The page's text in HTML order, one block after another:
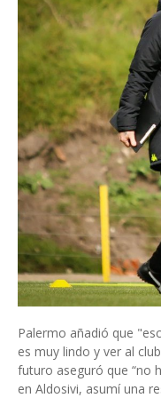
Palermo añadió que
es muy lindo y ver al
futuro aseguró que “no
en Aldosivi, asumí una